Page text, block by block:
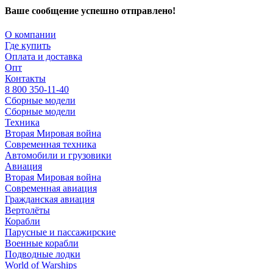
Ваше сообщение успешно отправлено!
О компании
Где купить
Оплата и доставка
Опт
Контакты
8 800 350-11-40
Сборные модели
Сборные модели
Техника
Вторая Мировая война
Современная техника
Автомобили и грузовики
Авиация
Вторая Мировая война
Современная авиация
Гражданская авиация
Вертолёты
Корабли
Парусные и пассажирские
Военные корабли
Подводные лодки
World of Warships